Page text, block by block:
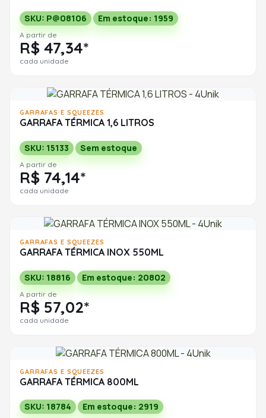
SKU: P@08106 Em estoque: 1959
A partir de
R$ 47,34*
cada unidade
GARRAFAS E SQUEEZES
GARRAFA TÉRMICA 1,6 LITROS
SKU: 15133 Sem estoque
A partir de
R$ 74,14*
cada unidade
GARRAFAS E SQUEEZES
GARRAFA TÉRMICA INOX 550ML
SKU: 18816 Em estoque: 20802
A partir de
R$ 57,02*
cada unidade
GARRAFAS E SQUEEZES
GARRAFA TÉRMICA 800ML
SKU: 18784 Em estoque: 2919